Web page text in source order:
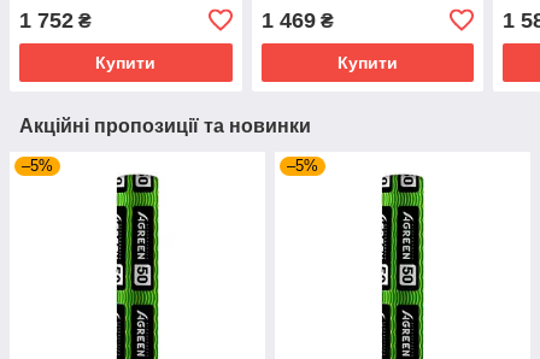
Чорний
1 752 ₴
Купити
Чорний
1 469₴
Купити
1
Акційні пропозиції та новинки
–5% –5%